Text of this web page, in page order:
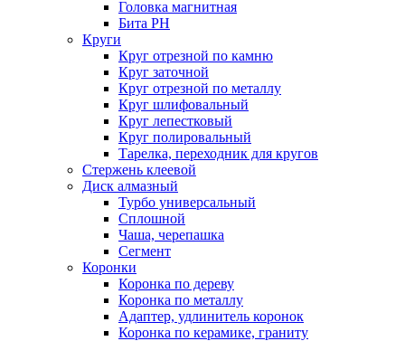
Головка магнитная
Бита PH
Круги
Круг отрезной по камню
Круг заточной
Круг отрезной по металлу
Круг шлифовальный
Круг лепестковый
Круг полировальный
Тарелка, переходник для кругов
Стержень клеевой
Диск алмазный
Турбо универсальный
Сплошной
Чаша, черепашка
Сегмент
Коронки
Коронка по дереву
Коронка по металлу
Адаптер, удлинитель коронок
Коронка по керамике, граниту